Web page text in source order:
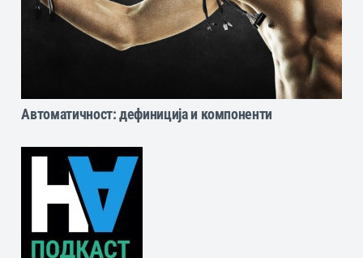
Автоматичност: дефиниција и компоненти